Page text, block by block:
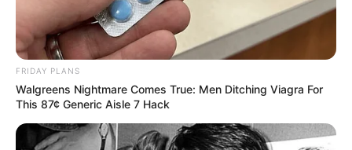
FRIDAY PLANS
Walgreens Nightmare Comes True: Men Ditching Viagra For
This 87¢ Generic Aisle 7 Hack